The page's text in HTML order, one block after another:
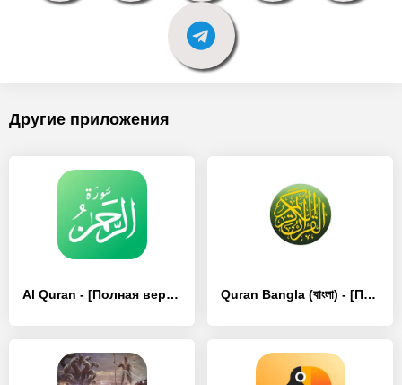
Другие приложения
Al Quran - [Полная версия] Quran Bangla (বাংলা) - [Премиум версия]